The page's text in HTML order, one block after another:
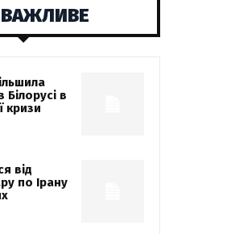
Білорусі в
кризи
від
по Ірану